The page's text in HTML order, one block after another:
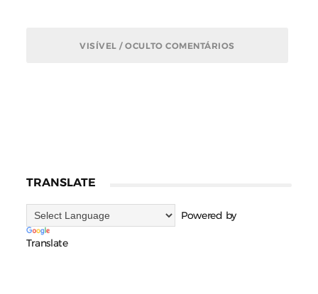
VISÍVEL / OCULTO COMENTÁRIOS
TRANSLATE
Powered by
Translate